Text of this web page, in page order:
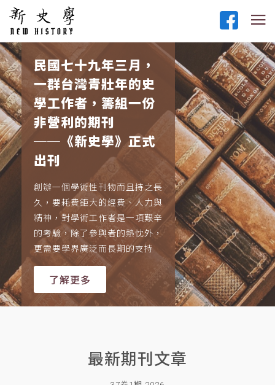
民國七十九年三月，
一群台灣青壯年的史
學工作者，籌組一份
非營利的期刊
──《新史學》正式
出刊
創辦一個學術性刊物而且持之長
久，要耗費鉅大的經費、人力與
精神，對學術工作者是一項艱辛
的考驗，除了參與者的熱忱外，
更需要學界廣泛而長期的支持
了解更多
最新期刊文章